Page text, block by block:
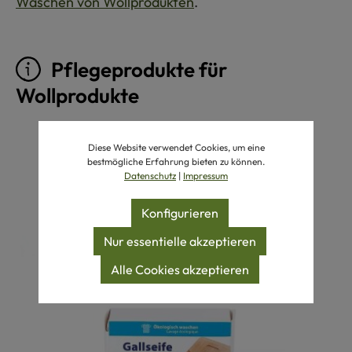
Pflegeprodukte für
Wollprodukte
Diese Website verwendet Cookies, um eine
bestmögliche Erfahrung bieten zu können.
Datenschutz | Impressum
Nur essentielle akzeptieren
Konfigurieren
Alle Cookies akzeptieren